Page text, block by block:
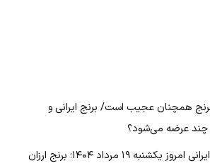
همچنان عجیب است/ برنج ایرانی و
چند عرضه می‌شود؟
قیمت انواع برنج ایرانی امروز یکشنبه ۱۹ مرداد ۱۴۰۴؛ برنج ارزان